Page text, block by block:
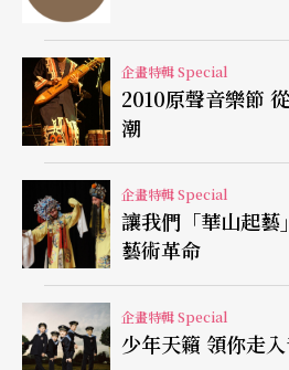
是拉奏整場演奏會了！
二度征服 盡展獨特思考與見解
然而，三年前來台演出的同時
也正在進行。離第一次錄音後
居然計畫再次挑戰顛峰，抱著
律、選擇樂器、融入人生經歷
口中所說謂「終其一生的鑽研
中，整體的感受只能用「驚豔
企畫特輯 Special
2010原聲音樂節 從傳統迸放的聲音狂
潮
企畫特輯 Special
讓我們「華山起藝」 來一場身心靈
藝術革命
企畫特輯 Special
少年天籟 領